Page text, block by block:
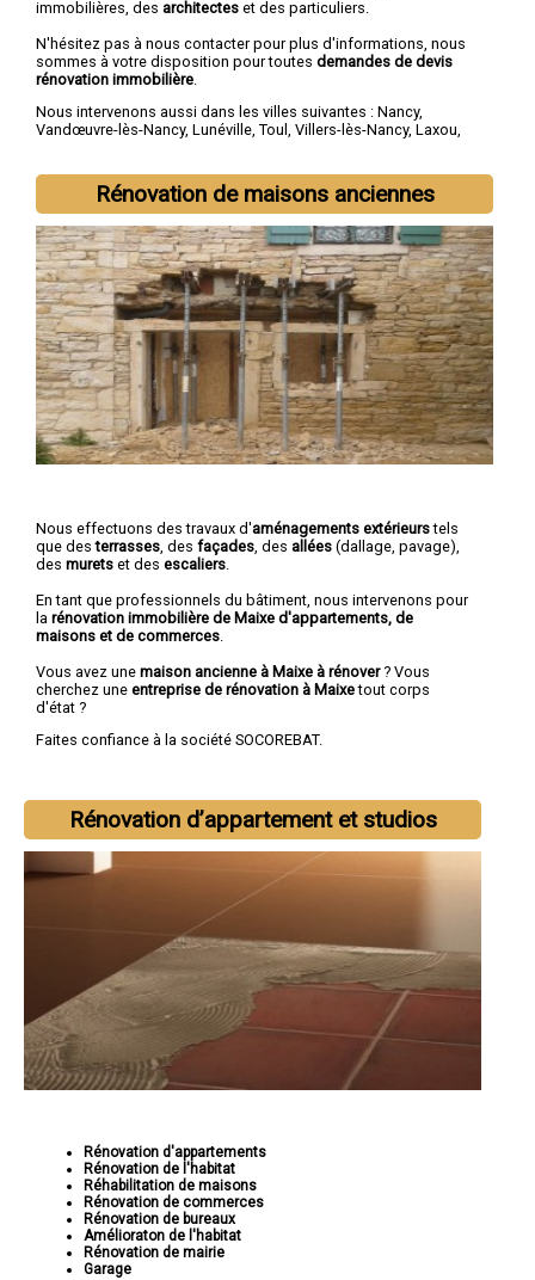
immobilières, des architectes et des particuliers.
N'hésitez pas à nous contacter pour plus d'informations, nous
sommes à votre disposition pour toutes demandes de devis
rénovation immobilière
Nous intervenons aussi dans les villes suivantes : Nancy,
Vandœuvre-lès-Nancy, Lunéville, Toul , Villers-lès-Nancy, Laxou,
Rénovation de maisons anciennes
Nous effectuons des travaux d'aménagements extérieurstels
que desterrasses , des façades , des allées (dallage, pavage),
des murets et des escaliers
En tant que professionnels du bâtiment, nous intervenons pour
la rénovation immobilière de Maixe d'appartements, de
maisons et de commerces
Vous avez une maison ancienne à Maixe à rénover? Vous
cherchez une entreprise de rénovation à Maixetout corps
d'état ?
Faites confiance à la société SOCOREBAT.
Rénovation d’appartement et studios
Rénovation d'appartements
Rénovation de l'habitat
Réhabilitation de maisons
Rénovation de commerces
Rénovation de bureaux
Amélioraton de l'habitat
Rénovation de mairie
Garage